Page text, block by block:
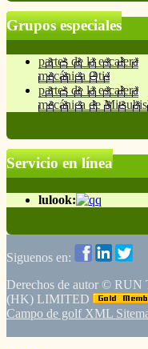
Grupos especiales
partes de la escalera
mecánica Otis
partes de la escalera
mecánica de
Servicio en línea
lulook:
Siguenos en:
Derechos de autor © RUN
(HK) LIMITED
Campo de golf XML